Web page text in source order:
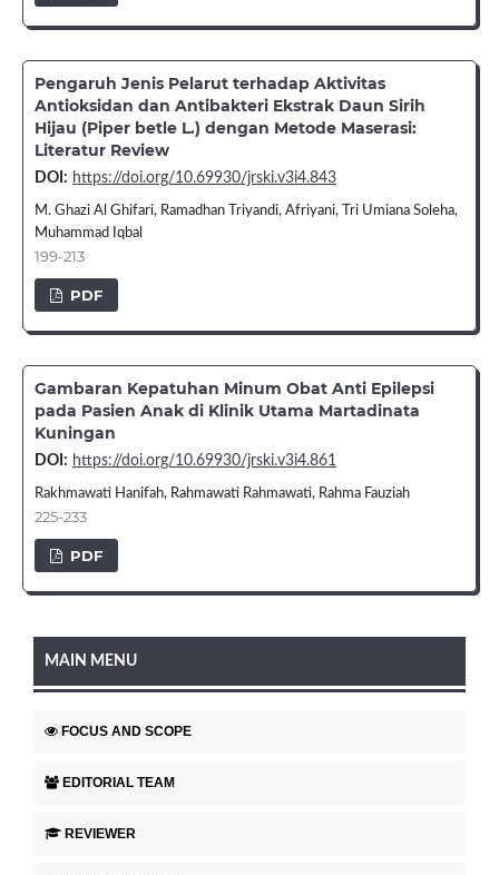
Pengaruh Jenis Pelarut terhadap Aktivitas
Antioksidan dan Antibakteri Ekstrak Daun Sirih
Hijau (Piper betle L.) dengan Metode Maserasi:
Literatur Review
DOI: https://doi.org/10.69930/jrski.v3i4.843
M. Ghazi Al Ghifari, Ramadhan Triyandi, Afriyani, Tri Umiana Soleha,
Muhammad Iqbal
199-213
PDF
Gambaran Kepatuhan Minum Obat Anti Epilepsi
pada Pasien Anak di Klinik Utama Martadinata
Kuningan
DOI: https://doi.org/10.69930/jrski.v3i4.861
Rakhmawati Hanifah, Rahmawati Rahmawati, Rahma Fauziah
225-233
PDF
MAIN MENU
FOCUS AND SCOPE
EDITORIAL TEAM
REVIEWER